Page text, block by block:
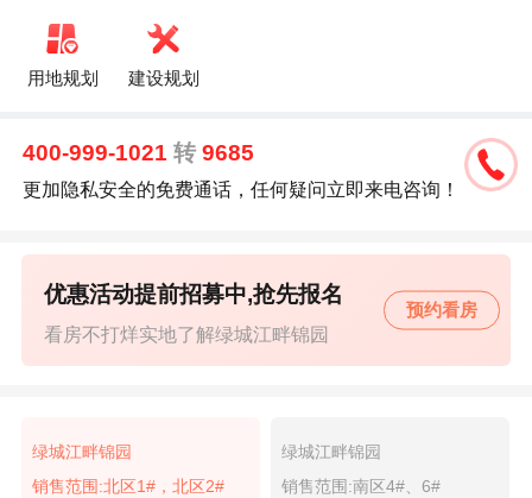
用地规划 建设规划
400-999-1021转 9685
更加隐私安全的免费通话，任何疑问立即来电咨询！
看房不打烊实地了解绿城江畔锦园
优惠活动提前招募中,抢先报名
预约看房
绿城江畔锦园
销售范围:北区1#，北区2#
绿城江畔锦园
销售范围:南区4#、6#